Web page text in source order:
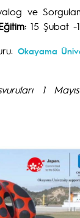
ve
15 Şubat
Okayama
1